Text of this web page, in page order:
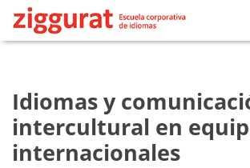
Idiomas y
intercultural en
internacionales